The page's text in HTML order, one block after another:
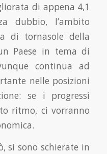
di appena 4,1
dubbio, l’ambito
di tornasole della
Paese in tema di
continua ad
nelle posizioni
se i progressi
ritmo, ci vorranno
si sono schierate in